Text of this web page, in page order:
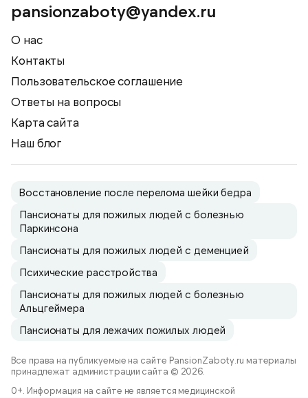
pansionzaboty@yandex.ru
О нас
Контакты
Пользовательское соглашение
Ответы на вопросы
Карта сайта
Наш блог
Восстановление после перелома шейки бедра
Пансионаты для пожилых людей с болезнью
Паркинсона
Пансионаты для пожилых людей с деменцией
Психические расстройства
Пансионаты для пожилых людей с болезнью
Альцгеймера
Пансионаты для лежачих пожилых людей
Все права на публикуемые на сайте PansionZaboty.ru материалы
принадлежат администрации сайта © 2026.
0+. Информация на сайте не является медицинской